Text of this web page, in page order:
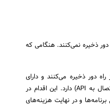
دور ذخیره نمی‌کنند. هنگامی‌ که
دور ذخیره می‌کنند و دارای
قابلیت‌هایی هستند که بستگی به اتصال به یک سرور از راه دور (مانند ذخیره‌سازی یا اتصال به API) دارد. این اقدام در
و در نهایت هزینه‌های